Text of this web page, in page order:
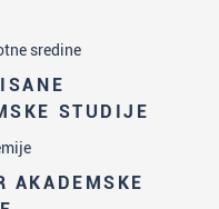
sredine
STUDIJE
AKADEMSKE